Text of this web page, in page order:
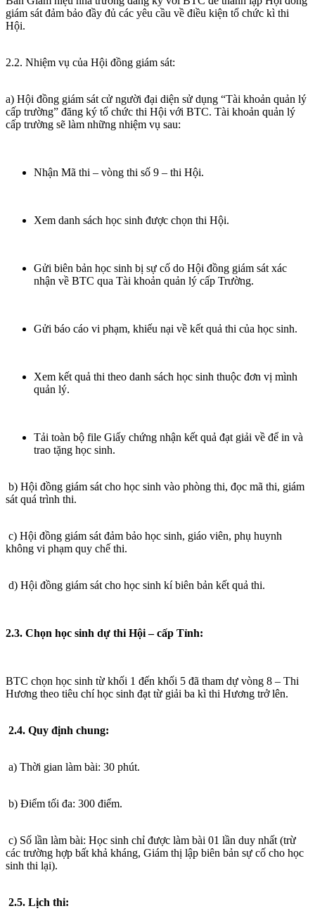
giám sát đảm bảo đầy đủ các yêu cầu về điều kiện tổ chức kì thi
Hội.
2.2. Nhiệm vụ của Hội đồng giám sát:
a) Hội đồng giám sát cử người đại diện sử dụng “Tài khoản quản lý
cấp trường” đăng ký tổ chức thi Hội với BTC. Tài khoản quản lý
cấp trường sẽ làm những nhiệm vụ sau:
Nhận Mã thi – vòng thi số 9 – thi Hội.
Xem danh sách học sinh được chọn thi Hội.
Gửi biên bản học sinh bị sự cố do Hội đồng giám sát xác
nhận về BTC qua Tài khoản quản lý cấp Trường.
Gửi báo cáo vi phạm, khiếu nại về kết quả thi của học sinh.
Xem kết quả thi theo danh sách học sinh thuộc đơn vị mình
quản lý.
Tải toàn bộ file Giấy chứng nhận kết quả đạt giải về để in và
trao tặng học sinh.
b) Hội đồng giám sát cho học sinh vào phòng thi, đọc mã thi, giám
sát quá trình thi.
c) Hội đồng giám sát đảm bảo học sinh, giáo viên, phụ huynh
không vi phạm quy chế thi.
d) Hội đồng giám sát cho học sinh kí biên bản kết quả thi.
2.3. Chọn học sinh dự thi Hội – cấp Tỉnh:
BTC chọn học sinh từ khối 1 đến khối 5 đã tham dự vòng 8 – Thi
Hương theo tiêu chí học sinh đạt từ giải ba kì thi Hương trở lên.
2.4. Quy định chung:
a) Thời gian làm bài: 30 phút.
b) Điểm tối đa: 300 điểm.
c) Số lần làm bài: Học sinh chỉ được làm bài 01 lần duy nhất (trừ
các trường hợp bất khả kháng, Giám thị lập biên bản sự cố cho học
sinh thi lại).
2.5. Lịch thi: